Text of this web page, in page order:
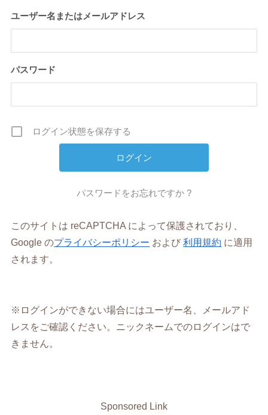
ユーザー名またはメールアドレス
パスワード
ログイン状態を保存する
パスワードをお忘れですか ?
このサイトは reCAPTCHA によって保護されており、
Google のプライバシーポリシー および利用規約 に適用
されます。
※ログインができない場合にはユーザー名、メールアド
レスをご確認ください。ニックネームでのログインはで
きません。
Sponsored Link